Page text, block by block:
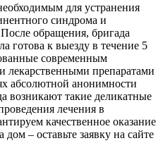
для устранения
синдрома и
обращения, бригада
готова к выезду в течение 5
современным
лекарственными препаратами
абсолютной анонимности
возникают такие деликатные
лечения в
качественное оказание
– оставьте заявку на сайте